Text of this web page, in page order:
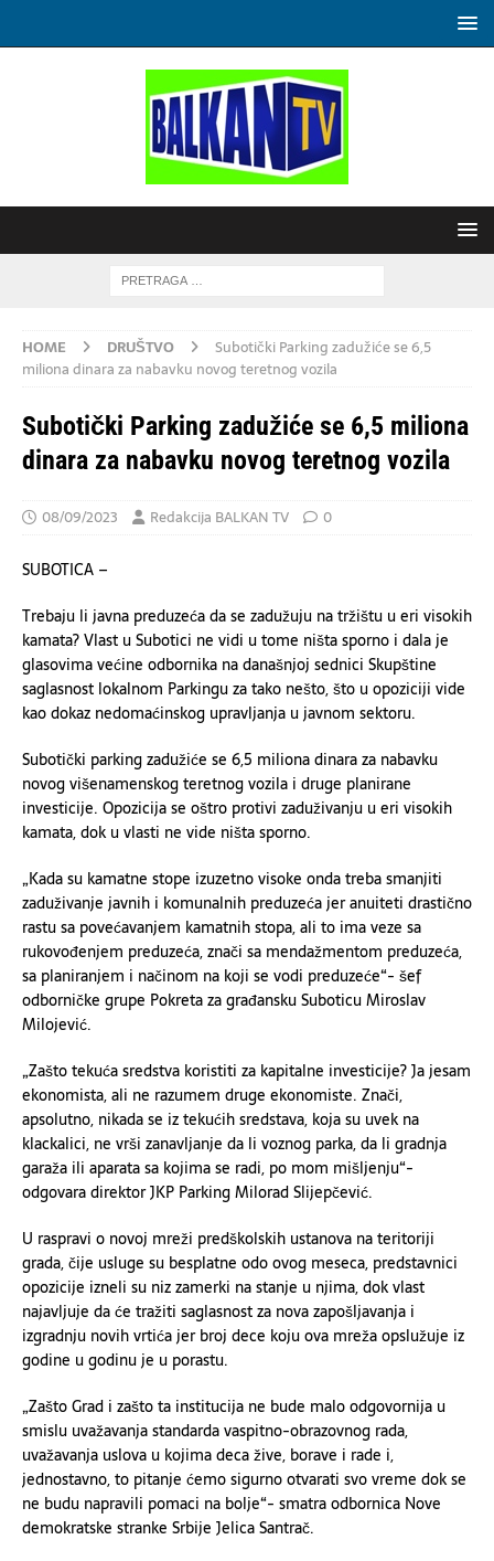
HOME DRUŠTVO
Subotički Parking zadužiće se 6,5
miliona dinara za nabavku novog teretnog vozila
Subotički Parking zadužiće se 6,5 miliona
dinara za nabavku novog teretnog vozila
08/09/2023 Redakcija BALKAN TV 0
SUBOTICA –
Trebaju li javna preduzeća da se zadužuju na tržištu u eri visokih
kamata? Vlast u Subotici ne vidi u tome ništa sporno i dala je
glasovima većine odbornika na današnjoj sednici Skupštine
saglasnost lokalnom Parkingu za tako nešto, što u opoziciji vide
kao dokaz nedomaćinskog upravljanja u javnom sektoru.
Subotički parking zadužiće se 6,5 miliona dinara za nabavku
novog višenamenskog teretnog vozila i druge planirane
investicije. Opozicija se oštro protivi zaduživanju u eri visokih
kamata, dok u vlasti ne vide ništa sporno.
„Kada su kamatne stope izuzetno visoke onda treba smanjiti
zaduživanje javnih i komunalnih preduzeća jer anuiteti drastično
rastu sa povećavanjem kamatnih stopa, ali to ima veze sa
rukovođenjem preduzeća, znači sa mendažmentom preduzeća,
sa planiranjem i načinom na koji se vodi preduzeće“- šef
odborničke grupe Pokreta za građansku Suboticu Miroslav
Milojević.
„Zašto tekuća sredstva koristiti za kapitalne investicije? Ja jesam
ekonomista, ali ne razumem druge ekonomiste. Znači,
apsolutno, nikada se iz tekućih sredstava, koja su uvek na
klackalici, ne vrši zanavljanje da li voznog parka, da li gradnja
garaža ili aparata sa kojima se radi, po mom mišljenju“-
odgovara direktor JKP Parking Milorad Slijepčević.
U raspravi o novoj mreži predškolskih ustanova na teritoriji
grada, čije usluge su besplatne odo ovog meseca, predstavnici
opozicije izneli su niz zamerki na stanje u njima, dok vlast
najavljuje da će tražiti saglasnost za nova zapošljavanja i
izgradnju novih vrtića jer broj dece koju ova mreža opslužuje iz
godine u godinu je u porastu.
„Zašto Grad i zašto ta institucija ne bude malo odgovornija u
smislu uvažavanja standarda vaspitno-obrazovnog rada,
uvažavanja uslova u kojima deca žive, borave i rade i,
jednostavno, to pitanje ćemo sigurno otvarati svo vreme dok se
ne budu napravili pomaci na bolje“- smatra odbornica Nove
demokratske stranke Srbije Jelica Santrač.